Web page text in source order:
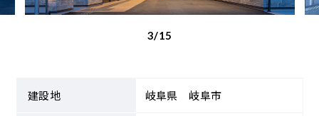
3/15
建設地 岐阜県 岐阜市